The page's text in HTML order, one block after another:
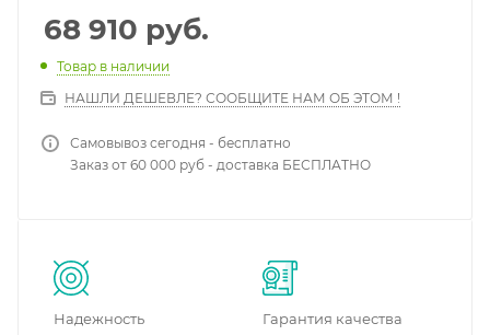
68 910 руб.
Товар в наличии
НАШЛИ ДЕШЕВЛЕ? СООБЩИТЕ НАМ ОБ ЭТОМ !
Самовывоз сегодня - бесплатно
Заказ от 60 000 руб - доставка БЕСПЛАТНО
Надежность Гарантия качества